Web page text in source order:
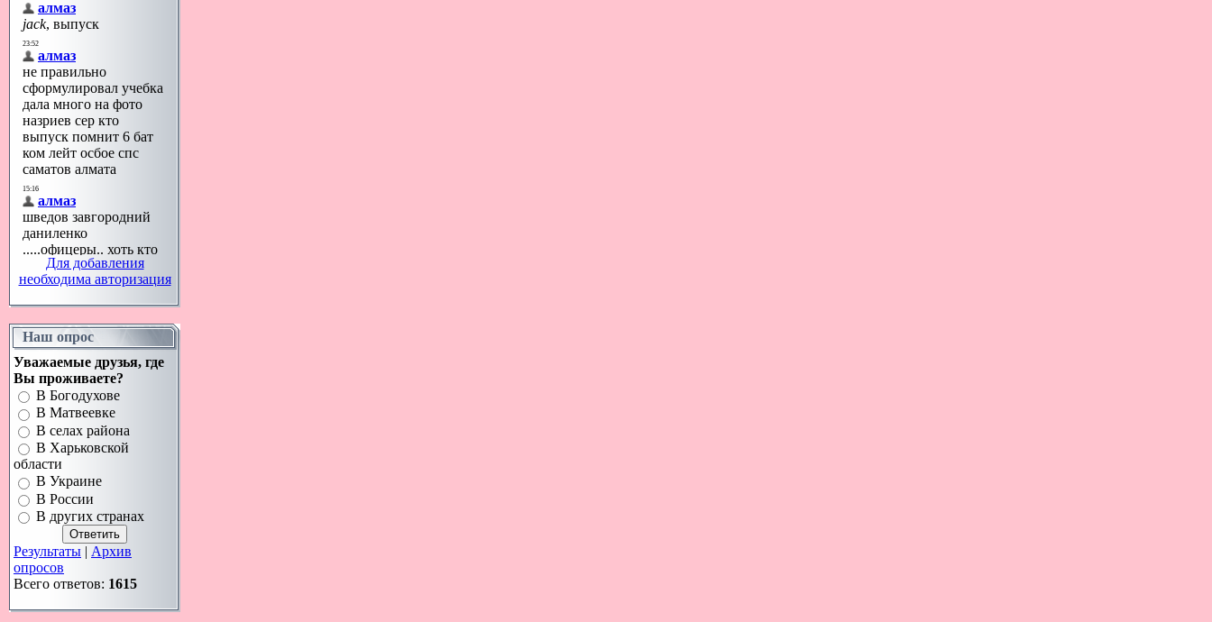
Для добавления
необходима авторизация
Наш опрос
Уважаемые друзья, где
Вы проживаете?
В Богодухове
В Матвеевке
В селах района
В Харьковской
области
В Украине
В России
В других странах
Результаты | Архив
опросов
Всего ответов: 1615